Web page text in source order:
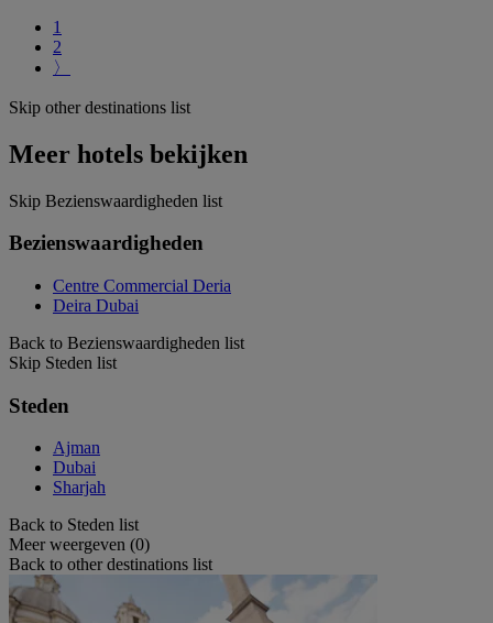
1
2
〉
Skip other destinations list
Meer hotels bekijken
Skip Bezienswaardigheden list
Bezienswaardigheden
Centre Commercial Deria
Deira Dubai
Back to Bezienswaardigheden list
Skip Steden list
Steden
Ajman
Dubai
Sharjah
Back to Steden list
Meer weergeven (0)
Back to other destinations list